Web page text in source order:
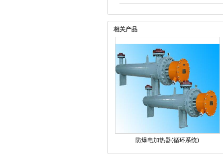
相关产品
防爆电加热器(循环系统)